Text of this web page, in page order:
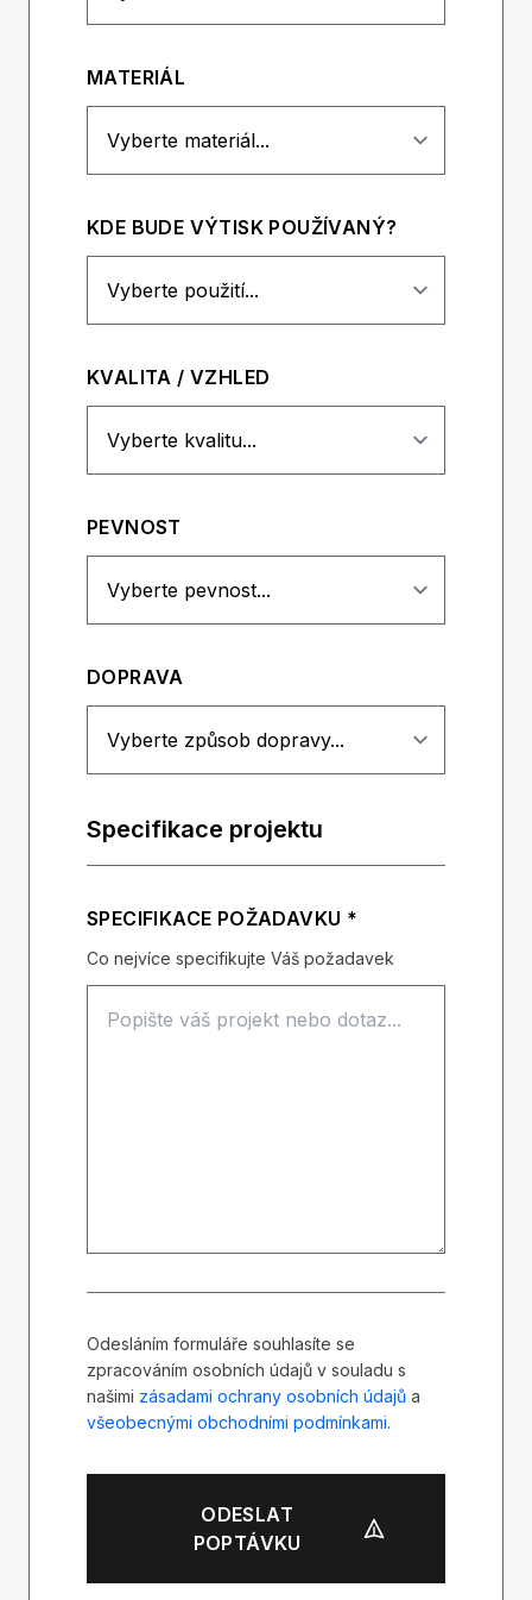
MATERIÁL
KDE BUDE VÝTISK POUŽÍVANÝ?
KVALITA / VZHLED
PEVNOST
DOPRAVA
Specifikace projektu
SPECIFIKACE POŽADAVKU *
Co nejvíce specifikujte Váš požadavek
Odesláním formuláře souhlasíte se
zpracováním osobních údajů v souladu s
našimi zásadami ochrany osobních údajů a
všeobecnými obchodními podmínkami.
ODESLAT
POPTÁVKU